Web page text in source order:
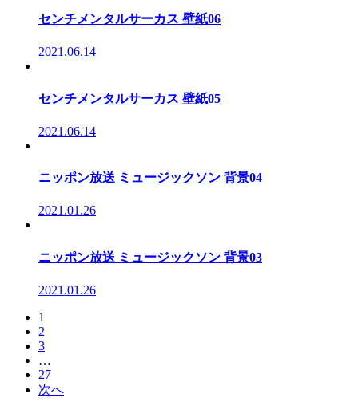
センチメンタルサーカス 壁紙06
2021.06.14
センチメンタルサーカス 壁紙05
2021.06.14
ニッポン放送 ミュージックソン 背景04
2021.01.26
ニッポン放送 ミュージックソン 背景03
2021.01.26
1
2
3
…
27
次へ